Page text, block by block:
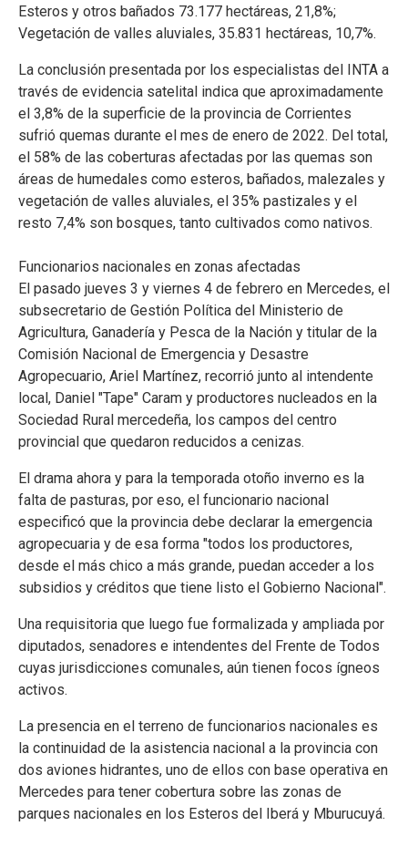
Esteros y otros bañados 73.177 hectáreas, 21,8%;
Vegetación de valles aluviales, 35.831 hectáreas, 10,7%.
La conclusión presentada por los especialistas del INTA a
través de evidencia satelital indica que aproximadamente
el 3,8% de la superficie de la provincia de Corrientes
sufrió quemas durante el mes de enero de 2022. Del total,
el 58% de las coberturas afectadas por las quemas son
áreas de humedales como esteros, bañados, malezales y
vegetación de valles aluviales, el 35% pastizales y el
resto 7,4% son bosques, tanto cultivados como nativos.
Funcionarios nacionales en zonas afectadas
El pasado jueves 3 y viernes 4 de febrero en Mercedes, el
subsecretario de Gestión Política del Ministerio de
Agricultura, Ganadería y Pesca de la Nación y titular de la
Comisión Nacional de Emergencia y Desastre
Agropecuario, Ariel Martínez, recorrió junto al intendente
local, Daniel "Tape" Caram y productores nucleados en la
Sociedad Rural mercedeña, los campos del centro
provincial que quedaron reducidos a cenizas.
El drama ahora y para la temporada otoño inverno es la
falta de pasturas, por eso, el funcionario nacional
especificó que la provincia debe declarar la emergencia
agropecuaria y de esa forma "todos los productores,
desde el más chico a más grande, puedan acceder a los
subsidios y créditos que tiene listo el Gobierno Nacional".
Una requisitoria que luego fue formalizada y ampliada por
diputados, senadores e intendentes del Frente de Todos
cuyas jurisdicciones comunales, aún tienen focos ígneos
activos.
La presencia en el terreno de funcionarios nacionales es
la continuidad de la asistencia nacional a la provincia con
dos aviones hidrantes, uno de ellos con base operativa en
Mercedes para tener cobertura sobre las zonas de
parques nacionales en los Esteros del Iberá y Mburucuyá.